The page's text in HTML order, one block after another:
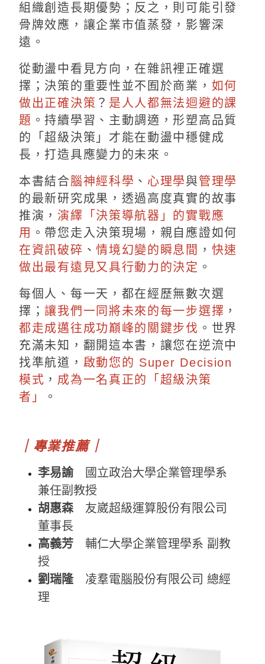
組織創造長期優勢；反之，則可能引發
骨牌效應，讓企業市值蒸發，影響深
遠。
從動盪中看見方向，在雜訊裡正確選
擇；決策的重要性並不囿於商業， 如何
做出正確決策 ？ 是人人都無法迴避的課
題 。持續學習、主動調適，形塑高品質
的「超級決策」才能在動盪中穩健成
長，打造具應變力的未來。
本書結合腦神經科學 、 心理學與管理學
的最新研究成果，透過高度真實的故事
推演， 演繹「決策導航器」的實戰應
用 。帶您走入決策現場，親自應證如何
在資訊破碎 、情境幻變的瞬息間 ， 快速
做出最有遠見又具行動力的決定 。
每個人、每一天，都在經歷無數次選
擇；讓我們一同將未來的每一步選擇 ，
都走成邁往成功巔峰的關鍵步伐 。世界
充滿未知，翻開這本書，讓您在逆流中
找準航道， 啟動您的 Super Decision
模式 ， 成為一名真正的「超級決策
者」
。
｜專業推薦｜
李易諭
國立政治大學企業管理學系
兼任副教授
胡惠森 友崴超級運算股份有限公司
董事長
高義芳 輔仁大學企業管理學系 副教
授
劉瑞隆 凌羣電腦股份有限公司 總經
理